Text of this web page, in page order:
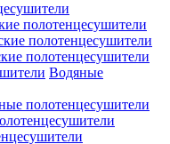
полотенцесушители
полотенцесушители
полотенцесушители
Водяные
полотенцесушители